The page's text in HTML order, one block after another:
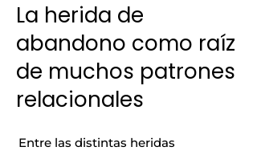
La herida de
abandono como raíz
de muchos patrones
relacionales
Entre las distintas heridas